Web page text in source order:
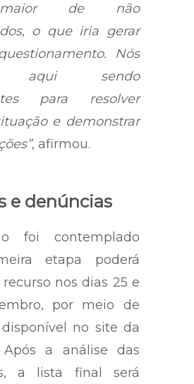
de não
o que iria gerar
Nós
aqui sendo
para resolver
e demonstrar
, afirmou.
e denúncias
foi contemplado
etapa poderá
nos dias 25 e
por meio de
no site da
Após a análise das
a lista final será